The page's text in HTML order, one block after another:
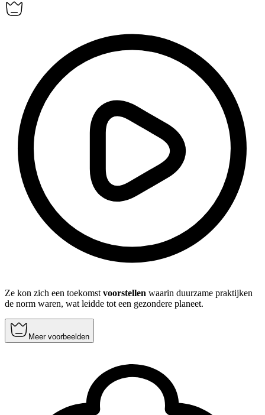
Ze kon zich een toekomst voorstellen waarin duurzame praktijken
de norm waren, wat leidde tot een gezondere planeet.
Meer voorbeelden